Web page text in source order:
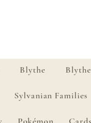
Blythe
Sylvanian Families